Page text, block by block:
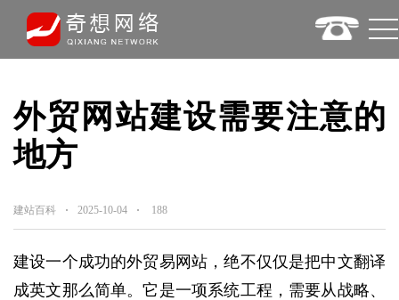
外贸网站建设需要注意的
地方
建站百科 2025-10-04 188
建设一个成功的外贸易网站，绝不仅仅是把中文翻译
成英文那么简单。它是一项系统工程，需要从战略、